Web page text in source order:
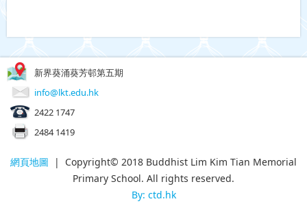
新界葵涌葵芳邨第五期
info@lkt.edu.hk
2422 1747
2484 1419
網頁地圖 | Copyright© 2018 Buddhist Lim Kim Tian Memorial
Primary School. All rights reserved.
By: ctd.hk